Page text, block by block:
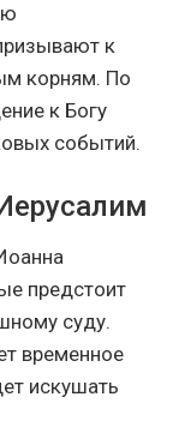
к
корням. По
к Богу
событий.
предстоит
суду.
временное
искушать